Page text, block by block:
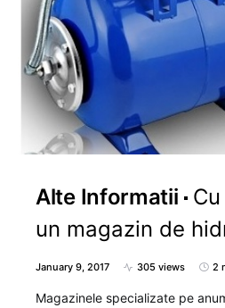
Alte Informatii
un magazin de
January 9, 2017 305 views 2
Magazinele specializate pe